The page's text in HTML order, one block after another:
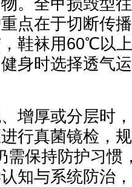
点在于切断传
鞋袜用60℃以
身时选择透气
厚或分层时，
行真菌镜检，
需保持防护习惯
知与系统防治